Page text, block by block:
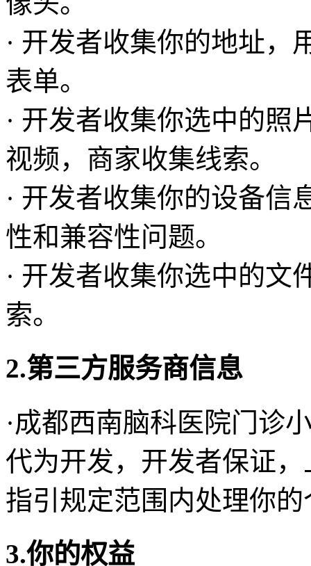
· 开发者收集你的地址，
表单。
· 开发者收集你选中的照
视频，商家收集线索。
· 开发者收集你的设备信
性和兼容性问题。
· 开发者收集你选中的文
索。
2.第三方服务商信息
·成都西南脑科医院门诊
代为开发，开发者保证
指引规定范围内处理你
3.你的权益